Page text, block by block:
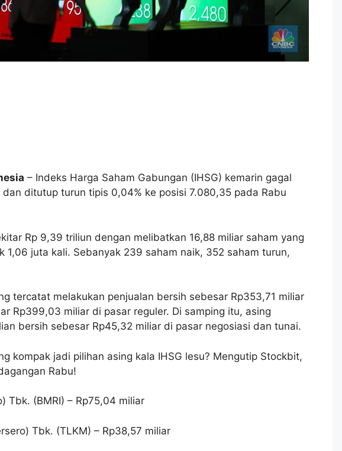
– Indeks Harga Saham Gabungan (IHSG) kemarin gagal
ditutup turun tipis 0,04% ke posisi 7.080,35 pada Rabu
Rp 9,39 triliun dengan melibatkan 16,88 miliar saham yang
1,06 juta kali. Sebanyak 239 saham naik, 352 saham turun,
tercatat melakukan penjualan bersih sebesar Rp353,71 miliar
Rp399,03 miliar di pasar reguler. Di samping itu, asing
bersih sebesar Rp45,32 miliar di pasar negosiasi dan tunai.
kompak jadi pilihan asing kala IHSG lesu? Mengutip Stockbit,
Rabu!
Tbk. (BMRI) – Rp75,04 miliar
Tbk. (TLKM) – Rp38,57 miliar